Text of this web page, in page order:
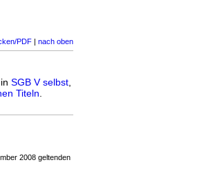
PDF | nach oben
SGB V selbst
Titeln
2008 geltenden